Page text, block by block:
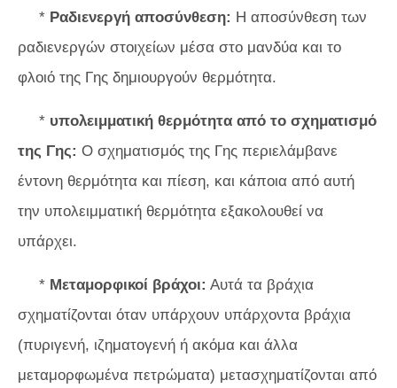
* Ραδιενεργή αποσύνθεση: Η αποσύνθεση των
ραδιενεργών στοιχείων μέσα στο μανδύα και το
φλοιό της Γης δημιουργούν θερμότητα.
* υπολειμματική θερμότητα από το σχηματισμό
της Γης: Ο σχηματισμός της Γης περιελάμβανε
έντονη θερμότητα και πίεση, και κάποια από αυτή
την υπολειμματική θερμότητα εξακολουθεί να
υπάρχει.
* Μεταμορφικοί βράχοι: Αυτά τα βράχια
σχηματίζονται όταν υπάρχουν υπάρχοντα βράχια
(πυριγενή, ιζηματογενή ή ακόμα και άλλα
μεταμορφωμένα πετρώματα) μετασχηματίζονται από